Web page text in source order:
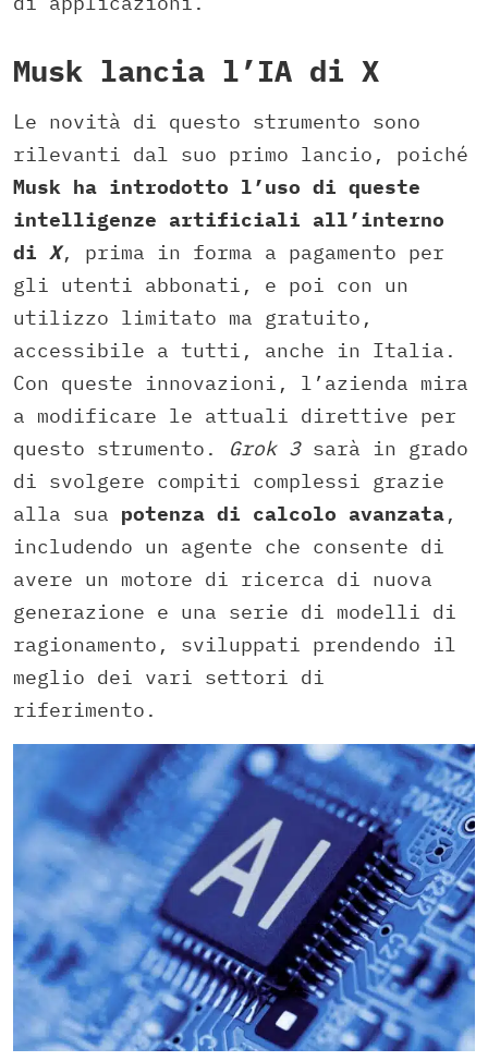
Musk lancia l’IA di X
Le novità di questo strumento sono
rilevanti dal suo primo lancio, poiché
Musk ha introdotto l’uso di queste
intelligenze artificiali all’interno
di X, prima in forma a pagamento per
gli utenti abbonati, e poi con un
utilizzo limitato ma gratuito,
accessibile a tutti, anche in Italia.
Con queste innovazioni, l’azienda mira
a modificare le attuali direttive per
questo strumento. Grok 3sarà in grado
di svolgere compiti complessi grazie
alla sua potenza di calcolo avanzata,
includendo un agente che consente di
avere un motore di ricerca di nuova
generazione e una serie di modelli di
ragionamento, sviluppati prendendo il
meglio dei vari settori di
riferimento.